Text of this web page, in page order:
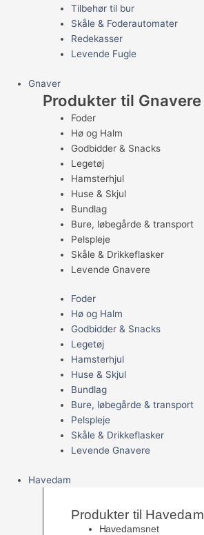
Tilbehør til bur
Skåle & Foderautomater
Redekasser
Levende Fugle
Gnaver
Produkter til Gnavere
Foder
Hø og Halm
Godbidder & Snacks
Legetøj
Hamsterhjul
Huse & Skjul
Bundlag
Bure, løbegårde & transport
Pelspleje
Skåle & Drikkeflasker
Levende Gnavere
Foder
Hø og Halm
Godbidder & Snacks
Legetøj
Hamsterhjul
Huse & Skjul
Bundlag
Bure, løbegårde & transport
Pelspleje
Skåle & Drikkeflasker
Levende Gnavere
Havedam
Produkter til Havedam
Havedamsnet